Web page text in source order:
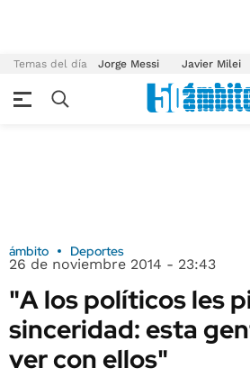
Temas del día Jorge Messi Javier Milei
ámbito Deportes
26 de noviembre 2014 - 23:43
"A los políticos les
sinceridad: esta
ver con ellos"